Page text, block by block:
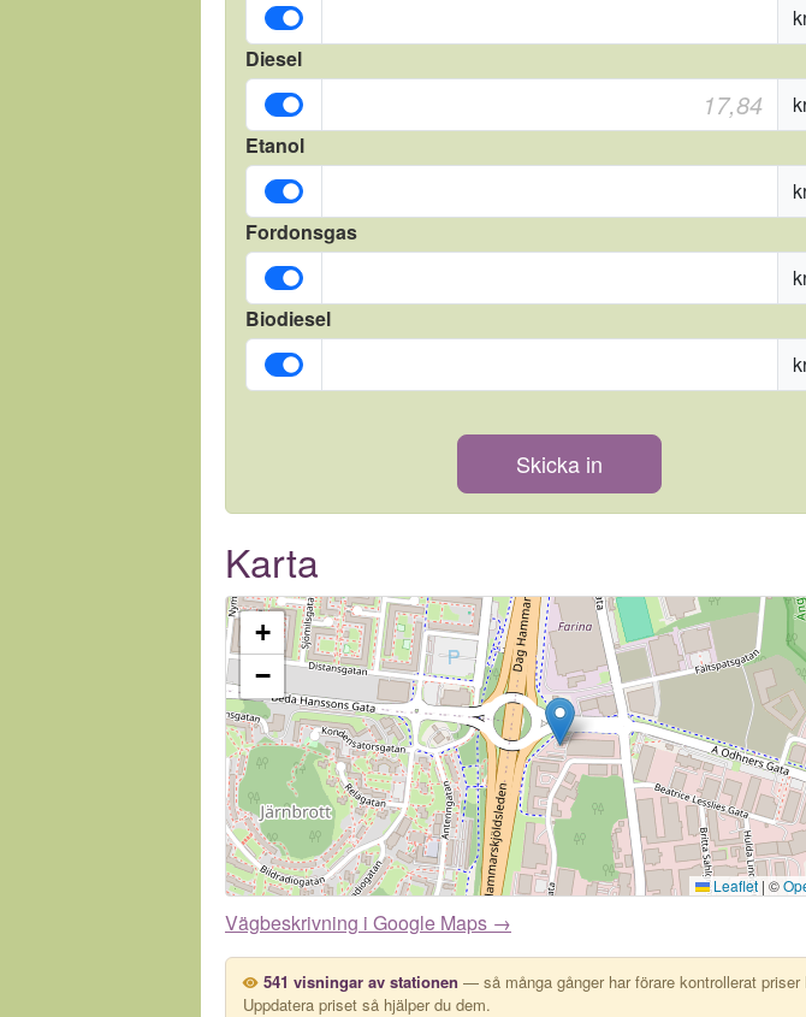
Diesel
Etanol
Fordonsgas
Biodiesel
Skicka in
Karta
+
−
Leaflet | ©
Vägbeskrivning i Google Maps →
541 visningar av stationen — så många gånger har förare kontrollerat priser
Uppdatera priset så hjälper du dem.